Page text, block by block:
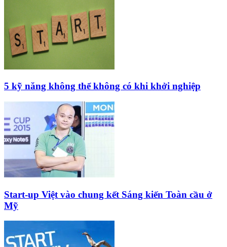
5 kỹ năng không thể không có khi khởi nghiệp
Start-up Việt vào chung kết Sáng kiến Toàn cầu ở
Mỹ